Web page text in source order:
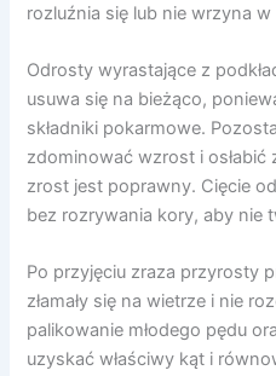
rozluźnia się lub nie wrzyna w
Odrosty wyrastające z
usuwa się na bieżąco,
składniki pokarmowe.
zdominować wzrost i osłabić
zrost jest poprawny. Cięcie
bez rozrywania kory, aby nie
Po przyjęciu zraza przyrosty
złamały się na wietrze i nie
palikowanie młodego pędu
uzyskać właściwy kąt i